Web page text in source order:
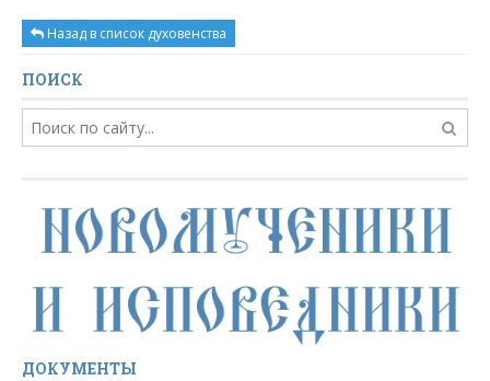
Назад в список духовенства
ПОИСК
ДОКУМЕНТЫ